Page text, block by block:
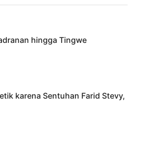
hingga Tingwe
karena Sentuhan Farid Stevy,